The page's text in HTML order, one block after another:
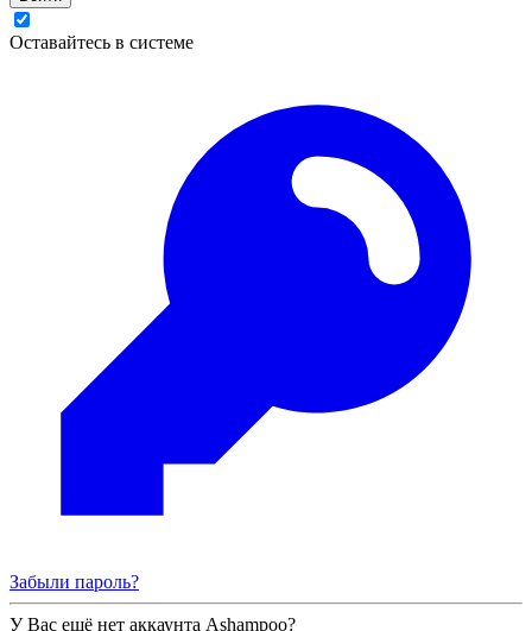
Оставайтесь в системе
Забыли пароль?
У Вас ещё нет аккаунта Ashampoo?